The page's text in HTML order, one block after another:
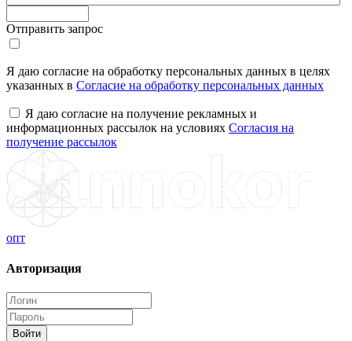
Отправить запрос
Я даю согласие на обработку персональных данных в целях
указанных в Согласие на обработку персональных данных
Я даю согласие на получение рекламных и
информационных рассылок на условиях Согласия на
получение рассылок
опт
Авторизация